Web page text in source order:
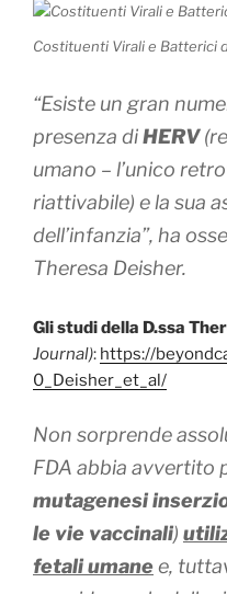
Costituenti Virali e Batterici
“Esiste un gran
presenza diHERV
umano – l’unico
riattivabile) e la sua
dell’infanzia”, ​​ha
Theresa Deisher.
Gli studi della D.ssa
Journal): https://
0_Deisher_et_al/
Non sorprende
FDA abbia avvertito
mutagenesi
le vie vaccinali)
fetali umanee,